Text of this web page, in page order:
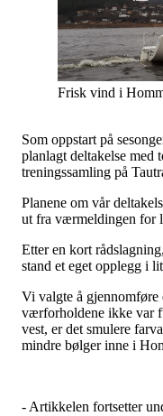
Frisk vind i
Som oppstart på
planlagt deltakelse med
treningssamling på
Planene om vår
ut fra værmeldingen for
Etter en kort
stand et eget opplegg i
Vi valgte å
værforholdene ikke var
vest, er det smulere
mindre bølger inne i
- Artikkelen fortsetter